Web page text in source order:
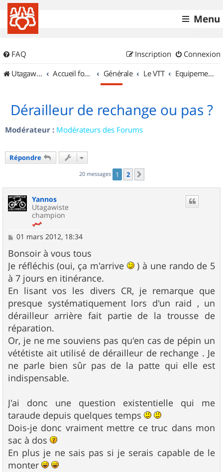
Menu
FAQ Connexion
Inscription
UtagawaVTT (Randos VTT et VTTAE avec traces GPS)
Accueil forum Générale Le VTT Equipements et Accessoires
Dérailleur de rechange ou pas ?
Modérateur : Modérateurs des Forums
Répondre
20 messages 1 2
Yannos
Utagawiste
champion
M
s
s
a
g
e
01 mars 2012, 18:34
Bonsoir à vous tous
Je réfléchis (oui, ça m'arrive
) à une rando de 5
à 7 jours en itinérance.
En lisant vos les divers CR, je remarque que
presque systématiquement lors d'un raid , un
dérailleur arrière fait partie de la trousse de
réparation.
Or, je ne me souviens pas qu'en cas de pépin un
vététiste ait utilisé de dérailleur de rechange . Je
ne parle bien sûr pas de la patte qui elle est
indispensable.
J'ai donc une question existentielle qui me
taraude depuis quelques temps
Dois-je donc vraiment mettre ce truc dans mon
sac à dos
En plus je ne sais pas si je serais capable de le
monter